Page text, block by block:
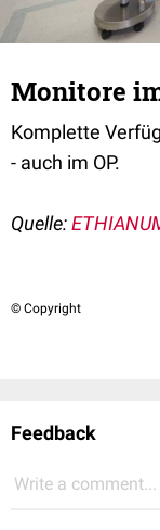
Monitore
Komplette
- auch im OP.
Quelle:E
© Copyright
Feedback
Write a comment...